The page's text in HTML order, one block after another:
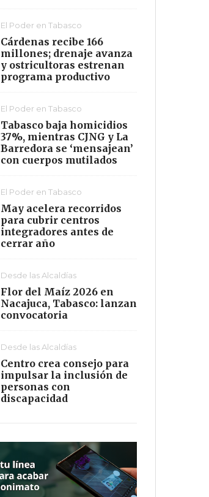
El Poder en Tabasco
Cárdenas recibe 166
millones; drenaje avanza
y ostricultoras estrenan
programa productivo
El Poder en Tabasco
Tabasco baja homicidios
37%, mientras CJNG y La
Barredora se ‘mensajean’
con cuerpos mutilados
El Poder en Tabasco
May acelera recorridos
para cubrir centros
integradores antes de
cerrar año
Desde las Alcaldías
Flor del Maíz 2026 en
Nacajuca, Tabasco: lanzan
convocatoria
Desde las Alcaldías
Centro crea consejo para
impulsar la inclusión de
personas con
discapacidad